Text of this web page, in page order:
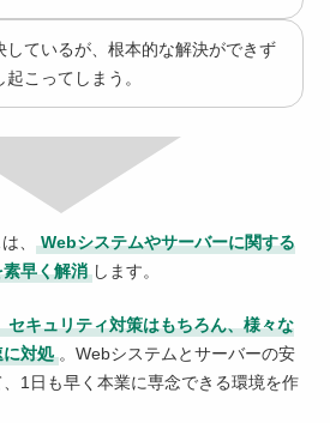
しているが、根本的な解決ができず
こってしまう。
、 Webシステムやサーバーに関する
早く解消 します。
セキュリティ対策はもちろん、様々な
に対処 。Webシステムとサーバーの安
1日も早く本業に専念できる環境を作